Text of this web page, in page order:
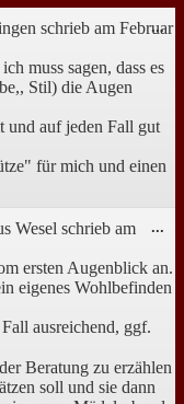
schrieb am Februar
muss sagen, dass es
Stil) die Augen
und auf jeden Fall gut
für mich und einen
...
Wesel schrieb am
ersten Augenblick an.
eigenes Wohlbefinden
ausreichend, ggf.
Beratung zu erzählen
soll und sie dann
...